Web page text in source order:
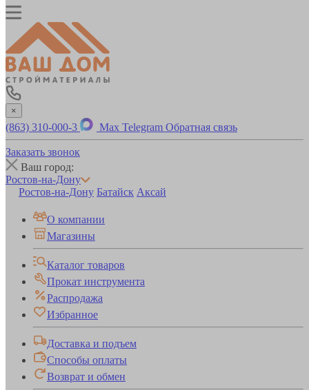
×
(863) 310-000-3 Max Telegram Обратная связь
Заказать звонок
Ваш город:
Ростов-на-Дону
Ростов-на-Дону Батайск Аксай
О компании
Магазины
Каталог товаров
Прокат инструмента
Распродажа
Избранное
Доставка и подъем
Способы оплаты
Возврат и обмен